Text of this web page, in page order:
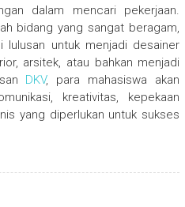
dalam mencari pekerjaan.
bidang yang sangat beragam,
lulusan untuk menjadi desainer
arsitek, atau bahkan menjadi
DKV, para mahasiswa akan
kreativitas, kepekaan
yang diperlukan untuk sukses